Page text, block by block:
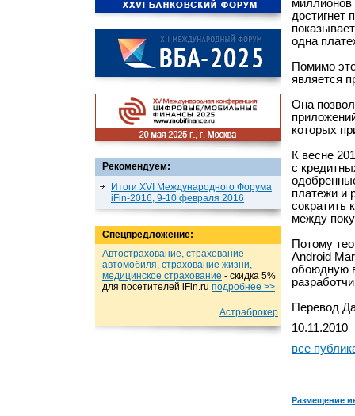
Рекомендуем:
Итоги XVI Международного Форума
iFin-2016, 9-10 февраля 2016
Спецпредложение:
Автострахование, страхование
автомобиля, страхование жизни,
медицинское страхование - cкидка 5%
для посетителей iFin.ru подробнеe >>
Астраброкер
достигнет
одна
Помимо
является
Она
которых
К весне
с
платежи и
сократить
между
Потому
Android
обоюдную
Перевод
10.11.2010
все
Размещение